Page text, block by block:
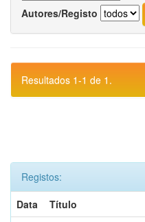
Autores/Registo
Resultados 1-1 de 1.
Registos:
Data
Título